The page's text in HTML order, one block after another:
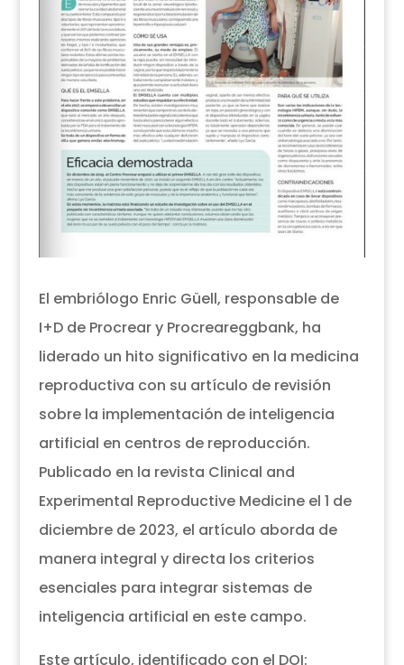
El embriólogo Enric Güell, responsable de
I+D de Procrear y Procreareggbank, ha
liderado un hito significativo en la medicina
reproductiva con su artículo de revisión
sobre la implementación de inteligencia
artificial en centros de reproducción.
Publicado en la revista Clinical and
Experimental Reproductive Medicine el 1 de
diciembre de 2023, el artículo aborda de
manera integral y directa los criterios
esenciales para integrar sistemas de
inteligencia artificial en este campo.
Este artículo, identificado con el DOI: